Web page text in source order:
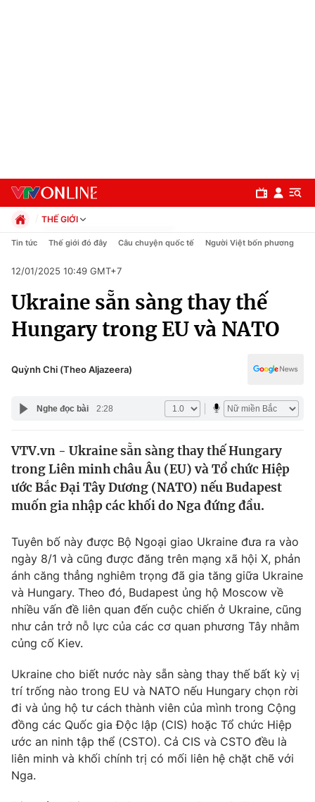
Chuyên mục
Chính trị
Pháp luật
Thế giới
Tin tức
Thế giới đó đây
Câu chuyện quốc tế
Tài chính
Thị trường
Góc doanh nghiệp
Dữ liệu và đời sống
Truyền hình
Phim VTV
Nhân vật
Khán giả
Giải sao mai
Giải trí
Điện ảnh
Âm nhạc
Sao
Đời sống
Du lịch
Làm đẹp
Chất lượng cuộc sống
Giáo dục
Tuyển sinh
Học trực tuyến
Công nghệ
THẾ GIỚI
Chính trị
Pháp luật
Kinh tế
Thể thao
Truyền hình
Y tế
Công nghệ
Tin tức Thế giới đó đây Câu chuyện quốc tế Người Việt bốn phương
12/01/2025 10:49 GMT+7
Ukraine sẵn sàng thay thế
Hungary trong EU và NATO
Quỳnh Chi (Theo Aljazeera)
Nghe đọc bài 2:28
VTV.vn - Ukraine sẵn sàng thay thế Hungary
trong Liên minh châu Âu (EU) và Tổ chức Hiệp
ước Bắc Đại Tây Dương (NATO) nếu Budapest
muốn gia nhập các khối do Nga đứng đầu.
Tuyên bố này được Bộ Ngoại giao Ukraine đưa ra vào
ngày 8/1 và cũng được đăng trên mạng xã hội X, phản
ánh căng thẳng nghiêm trọng đã gia tăng giữa Ukraine
và Hungary. Theo đó, Budapest ủng hộ Moscow về
nhiều vấn đề liên quan đến cuộc chiến ở Ukraine, cũng
như cản trở nỗ lực của các cơ quan phương Tây nhằm
củng cố Kiev.
Ukraine cho biết nước này sẵn sàng thay thế bất kỳ vị
trí trống nào trong EU và NATO nếu Hungary chọn rời
đi và ủng hộ tư cách thành viên của mình trong Cộng
đồng các Quốc gia Độc lập (CIS) hoặc Tổ chức Hiệp
ước an ninh tập thể (CSTO). Cả CIS và CSTO đều là
liên minh và khối chính trị có mối liên hệ chặt chẽ với
Nga.